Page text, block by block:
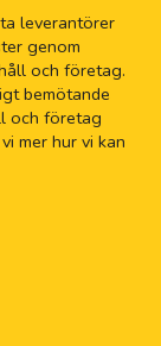
leverantörer
genom
och företag.
bemötande
och företag
mer hur vi kan